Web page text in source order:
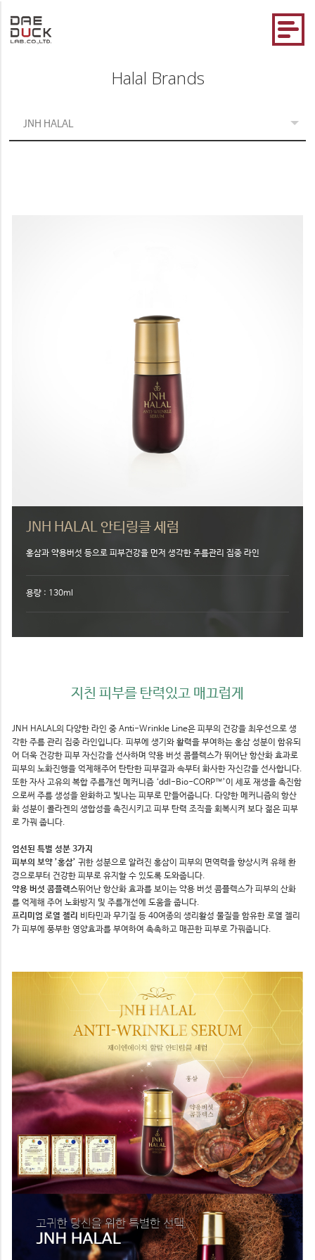
Halal Brands
JNH HALAL
JNH HALAL 안티링클 세럼
홍삼과 약용버섯 등으로 피부건강을 먼저 생각한 주름관리 집중 라인
용량 : 130ml
지친 피부를 탄력있고 매끄럽게
JNH HALAL의 다양한 라인 중 Anti-Wrinkle Line은 피부의 건강을 최우선으로 생
각한 주름 관리 집중 라인입니다. 피부에 생기와 활력을 부여하는 홍삼 성분이 함유되
어 더욱 건강한 피부 자신감을 선사하며 약용 버섯 콤플렉스가 뛰어난 항산화 효과로
피부의 노화진행을 억제해주어 탄탄한 피부결과 속부터 화사한 자신감을 선사합니다.
또한 자사 고유의 복합 주름개선 메커니즘 ‘ddl-Bio-CORP™’이 세포 재생을 촉진함
으로써 주름 생성을 완화하고 빛나는 피부로 만들어줍니다. 다양한 메커니즘의 항산
화 성분이 콜라겐의 생합성을 촉진시키고 피부 탄력 조직을 회복시켜 보다 젊은 피부
로 가꿔 줍니다.
엄선된 특별 성분 3가지
피부의 보약 ’홍삼’ 귀한 성분으로 알려진 홍삼이 피부의 면역력을 향상시켜 유해 환
경으로부터 건강한 피부로 유지할 수 있도록 도와줍니다.
약용 버섯 콤플렉스뛰어난 항산화 효과를 보이는 약용 버섯 콤플렉스가 피부의 산화
를 억제해 주어 노화방지 및 주름개선에 도움을 줍니다.
프리미엄 로열 젤리 비타민과 무기질 등 40여종의 생리활성 물질을 함유한 로열 젤리
가 피부에 풍부한 영양효과를 부여하여 촉촉하고 매끈한 피부로 가꿔줍니다.